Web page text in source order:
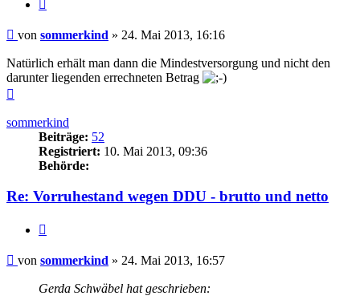
Beitrag
von sommerkind » 24. Mai 2013, 16:16
Natürlich erhält man dann die Mindestversorgung und nicht den
darunter liegenden errechneten Betrag
sommerkind
Beiträge: 52
Registriert: 10. Mai 2013, 09:36
Behörde:
Re: Vorruhestand wegen DDU - brutto und netto
Beitrag
von sommerkind » 24. Mai 2013, 16:57
Gerda Schwäbel hat geschrieben: